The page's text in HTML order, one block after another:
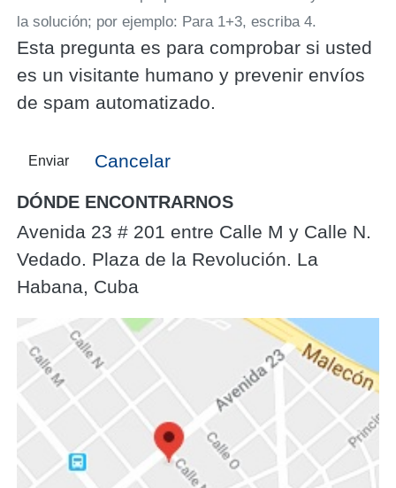
la solución; por ejemplo: Para 1+3, escriba 4.
Esta pregunta es para comprobar si usted
es un visitante humano y prevenir envíos
de spam automatizado.
Enviar Cancelar
DÓNDE ENCONTRARNOS
Avenida 23 # 201 entre Calle M y Calle N.
Vedado. Plaza de la Revolución. La
Habana, Cuba